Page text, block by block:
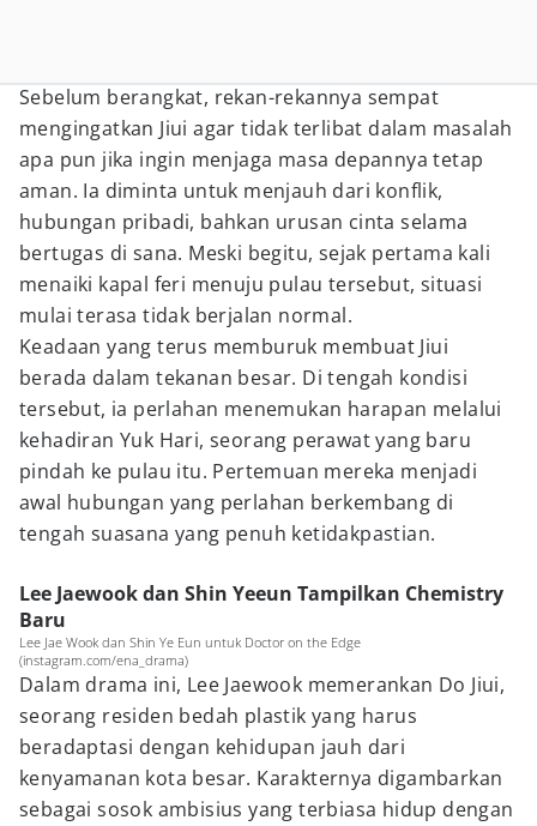
Sebelum berangkat, rekan-rekannya sempat
mengingatkan Jiui agar tidak terlibat dalam masalah
apa pun jika ingin menjaga masa depannya tetap
aman. Ia diminta untuk menjauh dari konflik,
hubungan pribadi, bahkan urusan cinta selama
bertugas di sana. Meski begitu, sejak pertama kali
menaiki kapal feri menuju pulau tersebut, situasi
mulai terasa tidak berjalan normal.
Keadaan yang terus memburuk membuat Jiui
berada dalam tekanan besar. Di tengah kondisi
tersebut, ia perlahan menemukan harapan melalui
kehadiran Yuk Hari, seorang perawat yang baru
pindah ke pulau itu. Pertemuan mereka menjadi
awal hubungan yang perlahan berkembang di
tengah suasana yang penuh ketidakpastian.
Lee Jaewook dan Shin Yeeun Tampilkan Chemistry
Baru
Lee Jae Wook dan Shin Ye Eun untuk Doctor on the Edge
(instagram.com/ena_drama)
Dalam drama ini, Lee Jaewook memerankan Do Jiui,
seorang residen bedah plastik yang harus
beradaptasi dengan kehidupan jauh dari
kenyamanan kota besar. Karakternya digambarkan
sebagai sosok ambisius yang terbiasa hidup dengan